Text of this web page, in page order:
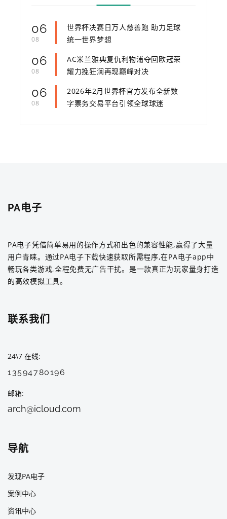
06
08
世界杯决赛日万人慈善跑 助力足球
统一世界梦想
06
08
AC米兰雅典复仇利物浦夺回欧冠荣
耀力挽狂澜再现巅峰对决
06
08
2026年2月世界杯官方发布全新数
字票务交易平台引领全球球迷
PA电子
PA电子凭借简单易用的操作方式和出色的兼容性能,赢得了大量
用户青睐。通过PA电子下载快速获取所需程序,在PA电子app中
畅玩各类游戏,全程免费无广告干扰。是一款真正为玩家量身打造
的高效模拟工具。
联系我们
24\7 在线
13594780196
邮箱
arch@icloud.com
导航
发现PA电子
案例中心
资讯中心